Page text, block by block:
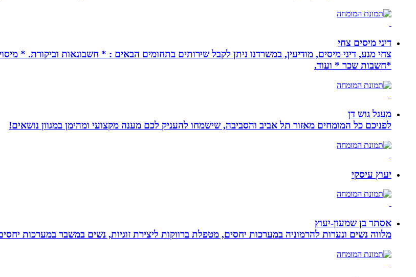
דיני מיסים צחי
צחי מנע, דיני מיסים, מודיעין, במשרדנו ניתן לקבל שירותים בתחומים הבאים : * חשבונאות וביקורת. *
*חשבות שכר * ועוד.
מעגל גוש דן
לפניכם כל המומחים מאזור תל אביב והסביבה, שישמחו להעניק לכם מענה מקצועי ומהימן במגוון נושאים!
יעוץ עיסקי
אסתר בן שמעון-יעוץ
מלווה נשים ונערות להרמוניה במערכות יחסים, מטפלת ברווקות ליצירת זוגיות, נשים במשבר במערכות